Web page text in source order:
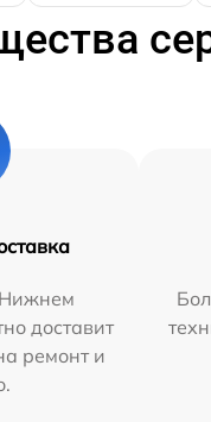
доставит
ремонт и